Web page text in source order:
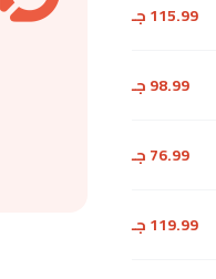
115.99 جـ
98.99 جـ
76.99 جـ
119.99 جـ